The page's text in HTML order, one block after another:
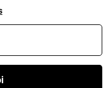
intéressé par